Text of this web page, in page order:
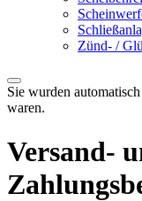
Zünd- /
Sie wurden
waren.
Versand-